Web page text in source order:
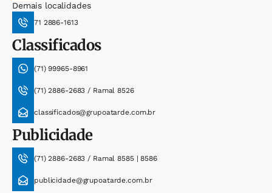
Demais localidades
71 2886-1613
Classificados
(71) 99965-8961
(71) 2886-2683 / Ramal 8526
classificados@grupoatarde.com.br
Publicidade
(71) 2886-2683 / Ramal 8585 | 8586
publicidade@grupoatarde.com.br